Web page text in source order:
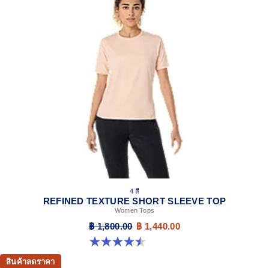
This product is formed with ethically sourced cotton to
support more sustainable manufacturing.
60% Cotton, 40% Polyester
4 สี
REFINED TEXTURE SHORT SLEEVE TOP
Women Tops
฿ 1,800.00 ฿ 1,440.00
4.5 จาก 5 ดาว 2 รีวิว
สินค้าลดราคา